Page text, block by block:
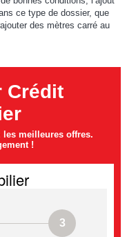
ce type de dossier, que
des mètres carré au
Crédit
les meilleures offres.
!